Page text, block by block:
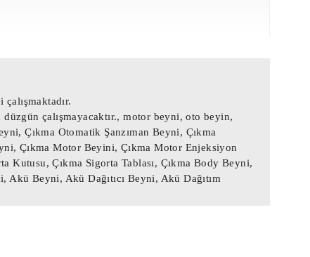
gibi çalışmaktadır.
düzgün çalışmayacaktır., motor beyni, oto beyin,
Çıkma Otomatik Şanzıman Beyni, Çıkma
Çıkma Motor Beyini, Çıkma Motor Enjeksiyon
Kutusu, Çıkma Sigorta Tablası, Çıkma Body Beyni,
Akü Beyni, Akü Dağıtıcı Beyni, Akü Dağıtım